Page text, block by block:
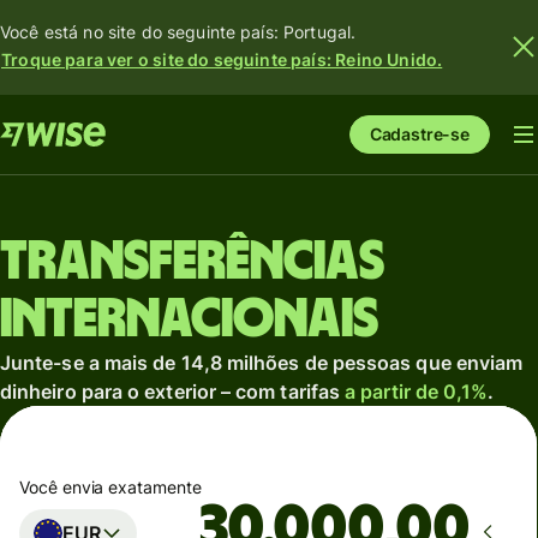
Você está no site do seguinte país: Portugal.
Troque para ver o site do seguinte país: Reino Unido.
Cadastre-se
Transferências
internacionais
Junte-se a mais de 14,8 milhões de pessoas que enviam
dinheiro para o exterior – com tarifasa partir de 0,1%.
Você envia exatamente
EUR